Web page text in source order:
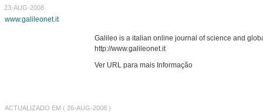
23-AUG-2008
www.galileonet.it
Galileo is a italian online journal of science and
http://www.galileonet.it
Ver URL para mais Informação
ACTUALIZADO EM ( 26-AUG-2008 )